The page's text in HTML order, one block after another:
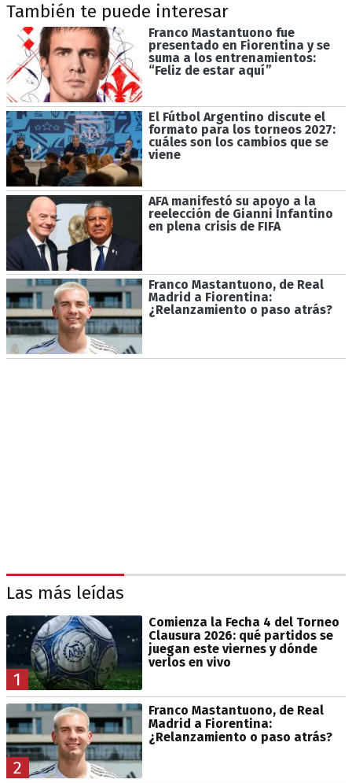
También te puede interesar
Franco Mastantuono fue
presentado en Fiorentina y se
suma a los entrenamientos:
“Feliz de estar aquí”
El Fútbol Argentino discute el
formato para los torneos 2027:
cuáles son los cambios que se
viene
AFA manifestó su apoyo a la
reelección de Gianni Infantino
en plena crisis de FIFA
Franco Mastantuono, de Real
Madrid a Fiorentina:
¿Relanzamiento o paso atrás?
Las más leídas
1
Comienza la Fecha 4 del Torneo
Clausura 2026: qué partidos se
juegan este viernes y dónde
verlos en vivo
2
Franco Mastantuono, de Real
Madrid a Fiorentina:
¿Relanzamiento o paso atrás?